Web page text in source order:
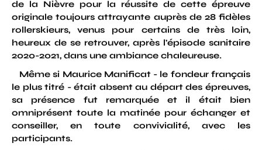
de la Nièvre pour la réussite de cette épreuve
originale toujours attrayante auprès de 28 fidèles
rollerskieurs, venus pour certains de très loin,
heureux de se retrouver, après l'épisode sanitaire
2020-2021, dans une ambiance chaleureuse.
Même si Maurice Manificat - le fondeur français
le plus titré - était absent au départ des épreuves,
sa présence fut remarquée et il était bien
omniprésent toute la matinée pour échanger et
conseiller, en toute convivialité, avec les
participants.